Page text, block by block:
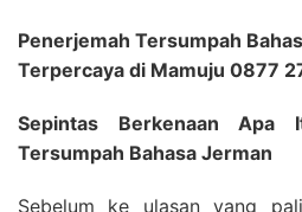
Penerjemah Tersumpah
Terpercaya di Mamuju 0877
Sepintas Berkenaan Apa
Tersumpah Bahasa Jerman
Sebelum ke ulasan yang